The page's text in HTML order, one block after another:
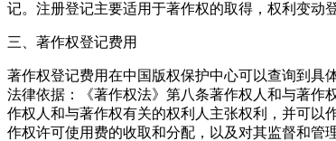
记。注册登记主要适用于著作权的取得，权利变动
三、著作权登记费用
著作权登记费用在中国版权保护中心可以查询到具
法律依据：《著作权法》第八条著作权人和与著作
作权人和与著作权有关的权利人主张权利，并可以
作权许可使用费的收取和分配，以及对其监督和管